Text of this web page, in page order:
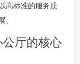
高标准的服务质
厅的核心